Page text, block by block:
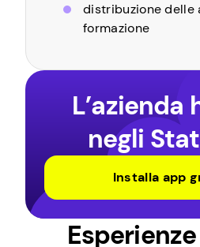
distribuzione delle
formazione
L’azienda
negli
Installa app